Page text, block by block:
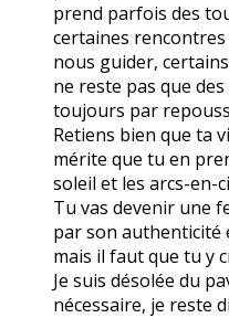
prend parfois des
certaines
nous guider,
ne reste pas que
toujours par
Retiens bien que ta
mérite que tu en
soleil et les arcs-en-
Tu vas devenir une
par son authenticité
mais il faut que tu y
Je suis désolée du
nécessaire, je reste